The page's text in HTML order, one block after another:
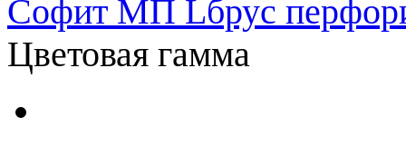
Софит МП Lбрус
Цветовая гамма